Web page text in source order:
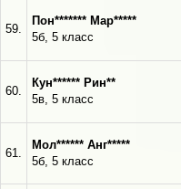
59.
Пон******* Мар*****
5б, 5 класс
60.
Кун****** Рин**
5в, 5 класс
61.
Мол****** Анг*****
5б, 5 класс